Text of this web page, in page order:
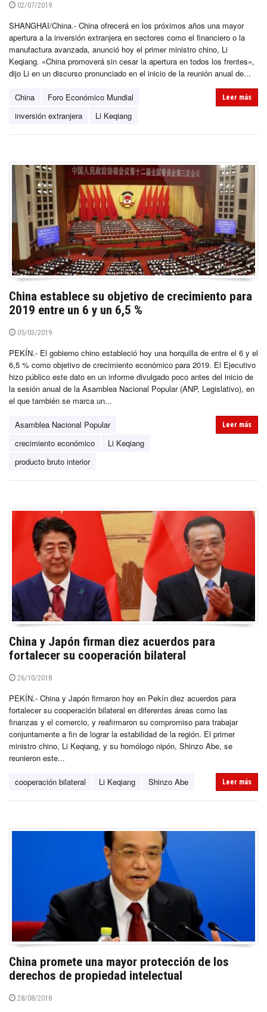
02/07/2019
SHANGHAI/China.- China ofrecerá en los próximos años una mayor
apertura a la inversión extranjera en sectores como el financiero o la
manufactura avanzada, anunció hoy el primer ministro chino, Li
Keqiang. «China promoverá sin cesar la apertura en todos los frentes»,
dijo Li en un discurso pronunciado en el inicio de la reunión anual de...
China
Foro Económico Mundial
inversión extranjera
Li Keqiang
Leer más
China establece su objetivo de crecimiento para
2019 entre un 6 y un 6,5 %
05/03/2019
PEKÍN.- El gobierno chino estableció hoy una horquilla de entre el 6 y el
6,5 % como objetivo de crecimiento económico para 2019. El Ejecutivo
hizo público este dato en un informe divulgado poco antes del inicio de
la sesión anual de la Asamblea Nacional Popular (ANP, Legislativo), en
el que también se marca un...
Asamblea Nacional Popular
crecimiento económico
Li Keqiang
producto bruto interior
Leer más
China y Japón firman diez acuerdos para
fortalecer su cooperación bilateral
26/10/2018
PEKÍN.- China y Japón firmaron hoy en Pekín diez acuerdos para
fortalecer su cooperación bilateral en diferentes áreas como las
finanzas y el comercio, y reafirmaron su compromiso para trabajar
conjuntamente a fin de lograr la estabilidad de la región. El primer
ministro chino, Li Keqiang, y su homólogo nipón, Shinzo Abe, se
reunieron este...
cooperación bilateral Li Keqiang Shinzo Abe Leer más
China promete una mayor protección de los
derechos de propiedad intelectual
28/08/2018